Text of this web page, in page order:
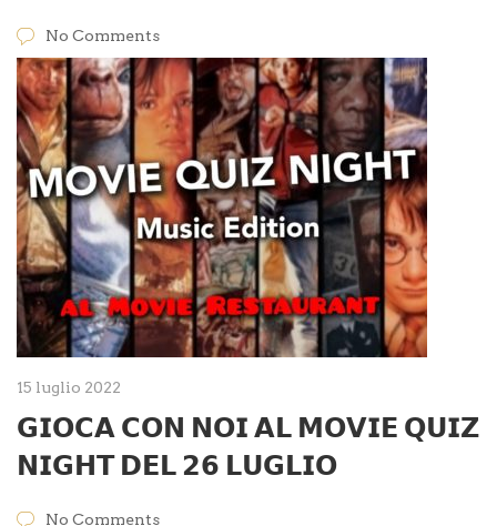
No Comments
15 luglio 2022
𝗚𝗜𝗢𝗖𝗔 𝗖𝗢𝗡 𝗡𝗢𝗜 𝗔𝗟 𝗠𝗢𝗩𝗜𝗘 𝗤𝗨𝗜𝗭
𝗡𝗜𝗚𝗛𝗧 𝗗𝗘𝗟 𝟮𝟲 𝗟𝗨𝗚𝗟𝗜𝗢
No Comments